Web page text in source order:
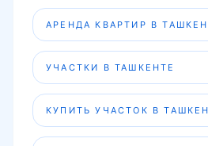
АРЕНДА КВАРТИР В
УЧАСТКИ В ТАШКЕНТЕ
КУПИТЬ УЧАСТОК В